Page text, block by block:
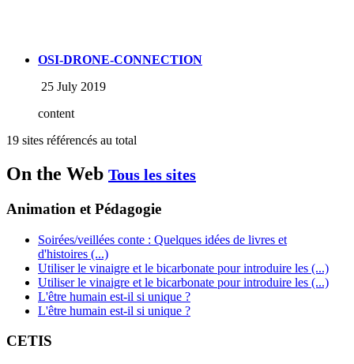
OSI-DRONE-CONNECTION
25 July 2019
content
19 sites référencés au total
On the Web Tous les sites
Animation et Pédagogie
Soirées/veillées conte : Quelques idées de livres et
d'histoires (...)
Utiliser le vinaigre et le bicarbonate pour introduire les (...)
Utiliser le vinaigre et le bicarbonate pour introduire les (...)
L'être humain est-il si unique ?
L'être humain est-il si unique ?
CETIS